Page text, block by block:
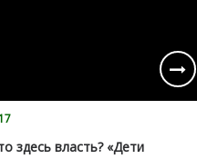
здесь власть? «Дети